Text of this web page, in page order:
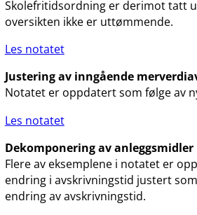
Skolefritidsordning er derimot tatt
oversikten ikke er uttømmende.
Les notatet
Justering av inngående
Notatet er oppdatert som følge av
Les notatet
Dekomponering av anleggsmidler
Flere av eksemplene i notatet er
endring i avskrivningstid justert
endring av avskrivningstid.